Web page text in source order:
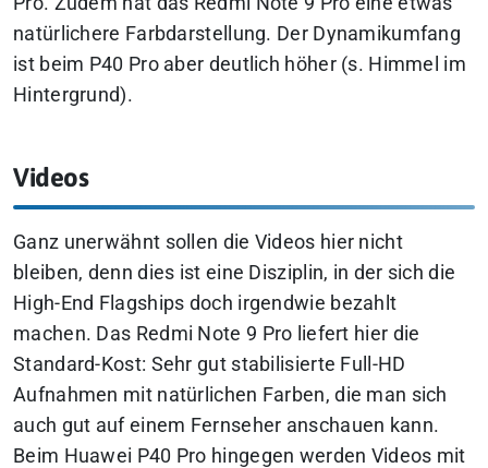
natürlichere Farbdarstellung. Der Dynamikumfang
ist beim P40 Pro aber deutlich höher (s. Himmel im
Hintergrund).
Videos
Ganz unerwähnt sollen die Videos hier nicht
bleiben, denn dies ist eine Disziplin, in der sich die
High-End Flagships doch irgendwie bezahlt
machen. Das Redmi Note 9 Pro liefert hier die
Standard-Kost: Sehr gut stabilisierte Full-HD
Aufnahmen mit natürlichen Farben, die man sich
auch gut auf einem Fernseher anschauen kann.
Beim Huawei P40 Pro hingegen werden Videos mit